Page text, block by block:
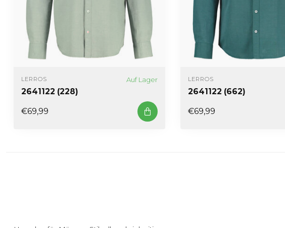
LERROS Auf Lager
2641122 (228)
€69,99
LERROS
2641122 (662)
€69,99